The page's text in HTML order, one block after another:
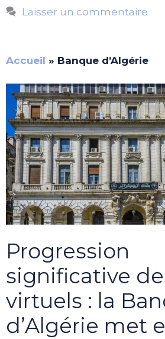
Laisser un commentaire
Accueil » Banque d’Algérie
Progression
significative
virtuels : la
d’Algérie met